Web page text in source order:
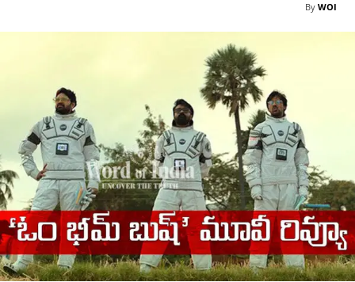
By WOI